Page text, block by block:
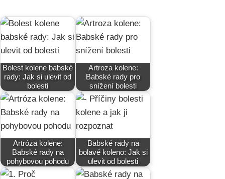
Bolest kolene babské
rady: Jak si ulevit od
bolesti
Artroza kolene:
Babské rady pro
snížení bolesti
Artróza kolene:
Babské rady na
pohybovou pohodu
Babské rady na
bolavé koleno: Jak si
ulevit od bolesti